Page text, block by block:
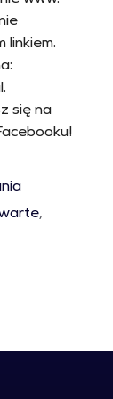
linkiem.
się na
,